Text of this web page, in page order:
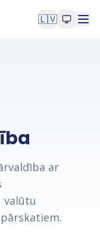
🇱🇻
ar
valūtu